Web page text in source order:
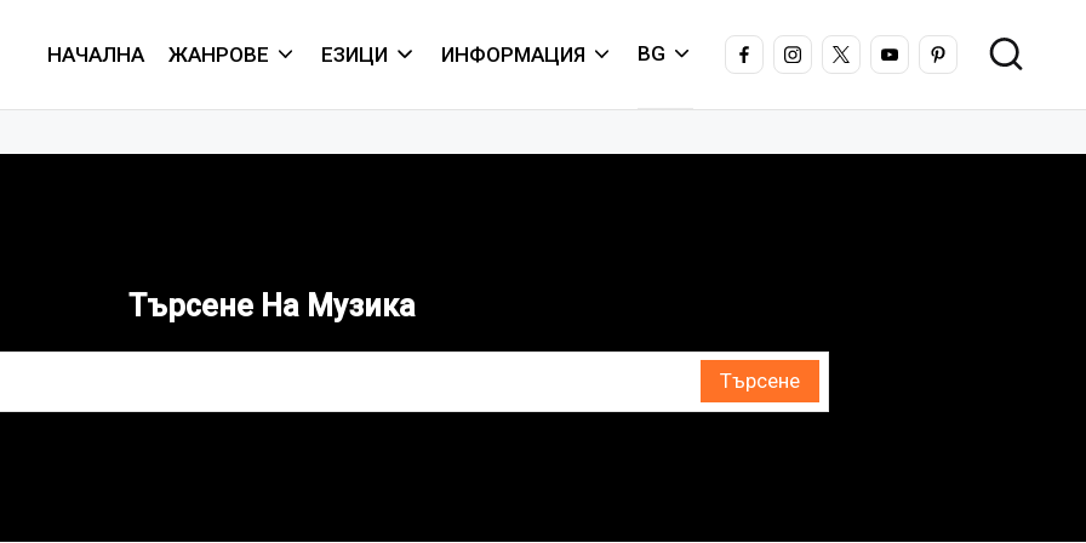
НАЧАЛНА ЖАНРОВЕ ЕЗИЦИ ИНФОРМАЦИЯ BG FACEBOOKINSTAGRAM
X YOUTUBEPINTEREST
Търсене На Музика
Търсене